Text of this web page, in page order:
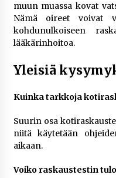
muun muassa kovat
Nämä oireet voivat
kohdunulkoiseen
lääkärinhoitoa.
Yleisiä
Kuinka tarkkoja
Suurin osa
niitä käytetään
aikaan.
Voiko raskaustestin